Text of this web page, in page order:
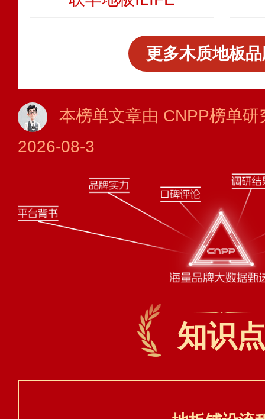
更多木质地板
本榜单文章由 CNPP榜单
2026-08-3
知识